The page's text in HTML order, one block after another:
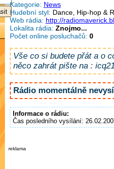
Kategorie: News
Hudební styl: Dance, Hip-hop &
Web rádia: http://
Lokalita rádia: Znojmo...
Počet online posluchačů: 0
Vše co si budete přát a o
něco zahrát pište na :
Rádio momentálně
Informace o rádiu:
Čas posledního vysílání:
reklama